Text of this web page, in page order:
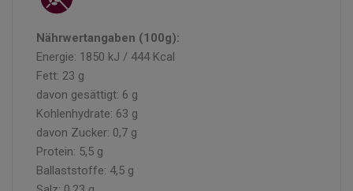
Nährwertangaben (100g):
Energie: 1850 kJ / 444 Kcal
Fett: 23 g
davon gesättigt: 6 g
Kohlenhydrate: 63 g
davon Zucker: 0,7 g
Protein: 5,5 g
Ballaststoffe: 4,5 g